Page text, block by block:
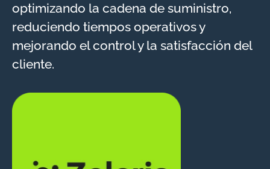
optimizando la cadena de suministro,
reduciendo tiempos operativos y
mejorando el control y la satisfacción del
cliente.